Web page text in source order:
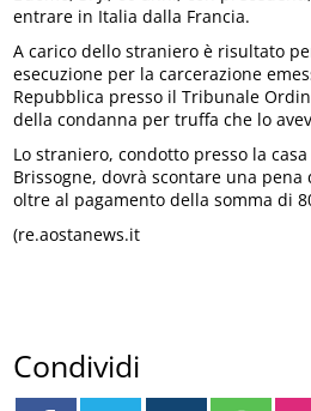
entrare in Italia dalla Francia.
A carico dello straniero è risultato
esecuzione per la carcerazione
Repubblica presso il Tribunale
della condanna per truffa che lo
Lo straniero, condotto presso la
Brissogne, dovrà scontare una
oltre al pagamento della somma di
(re.aostanews.it
Condividi